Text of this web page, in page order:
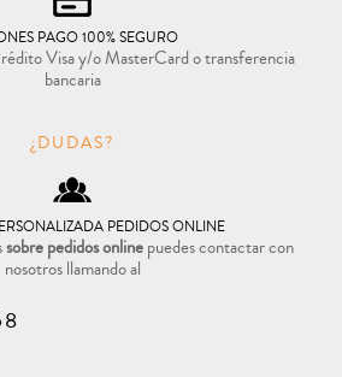
PAGO 100% SEGURO
Visa y/o MasterCard o transferencia
bancaria
¿DUDAS?
PEDIDOS ONLINE
sobre pedidos onlinepuedes contactar con
nosotros llamando al